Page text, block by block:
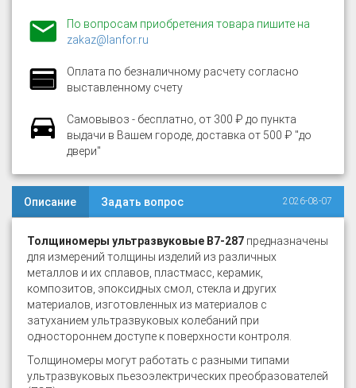
По вопросам приобретения товара пишите на
zakaz@lanfor.ru
Оплата по безналичному расчету согласно
выставленному счету
Самовывоз - бесплатно, от 300 ₽ до пункта
выдачи в Вашем городе, доставка от 500 ₽ "до
двери"
Описание Задать вопрос 2026-08-07
Толщиномеры ультразвуковые В7-287 предназначены
для измерений толщины изделий из различных
металлов и их сплавов, пластмасс, керамик,
композитов, эпоксидных смол, стекла и других
материалов, изготовленных из материалов с
затуханием ультразвуковых колебаний при
одностороннем доступе к поверхности контроля.
Толщиномеры могут работать с разными типами
ультразвуковых пьезоэлектрических преобразователей